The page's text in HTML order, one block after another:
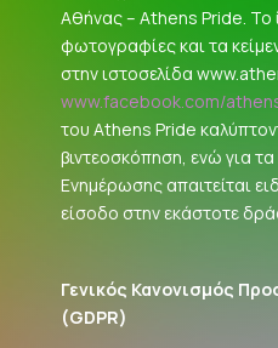
Αθήνας – Athens Pride. Το
φωτογραφίες και τα
στην ιστοσελίδα
www.facebook.com/
του Athens Pride
βιντεοσκόπηση, ενώ για
Ενημέρωσης απαιτείται
είσοδο στην εκάστοτε
Γενικός Κανονισμός
(GDPR)